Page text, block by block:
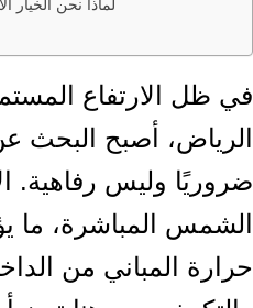
لماذا نحن الخيار
في ظل الارتفاع
الرياض، أصبح البحث
ضروريًا وليس رفاهية.
الشمس المباشرة، ما
حرارة المباني من